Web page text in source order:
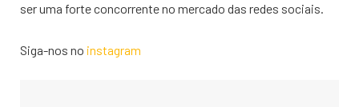
ser uma forte concorrente no mercado das redes sociais.
Siga-nos no instagram